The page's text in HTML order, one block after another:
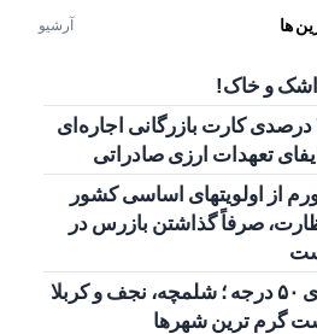
ها آرشیو
و خاک!
سهم ۳۵ درصدی کارت بازرگانی اجاره‌ای
تعهدات ارزی صادراتی
از اولویتهای اساسی کشور
صرفاً گذاشتن بازرس در
ثبت دمای ۵۰ درجه ؛ شلمچه، نجف و کربلا
گرم ترین شهرها